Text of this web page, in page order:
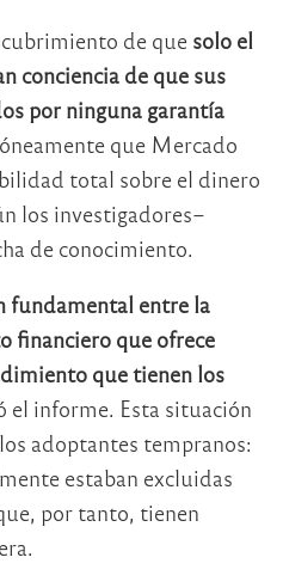
de que solo el
conciencia de que sus
por ninguna garantía
que Mercado
total sobre el dinero
los investigadores–
de conocimiento.
fundamental entre la
financiero que ofrece
que tienen los
el informe. Esta situación
adoptantes tempranos:
estaban excluidas
por tanto, tienen